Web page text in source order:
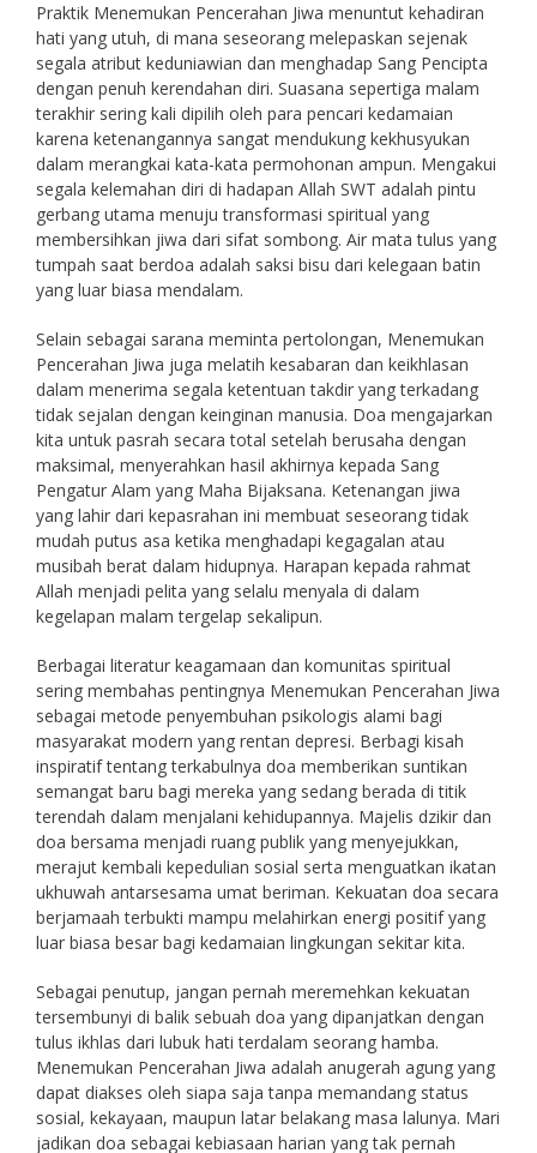
Praktik Menemukan Pencerahan Jiwa menuntut kehadiran
hati yang utuh, di mana seseorang melepaskan sejenak
segala atribut keduniawian dan menghadap Sang Pencipta
dengan penuh kerendahan diri. Suasana sepertiga malam
terakhir sering kali dipilih oleh para pencari kedamaian
karena ketenangannya sangat mendukung kekhusyukan
dalam merangkai kata-kata permohonan ampun. Mengakui
segala kelemahan diri di hadapan Allah SWT adalah pintu
gerbang utama menuju transformasi spiritual yang
membersihkan jiwa dari sifat sombong. Air mata tulus yang
tumpah saat berdoa adalah saksi bisu dari kelegaan batin
yang luar biasa mendalam.
Selain sebagai sarana meminta pertolongan, Menemukan
Pencerahan Jiwa juga melatih kesabaran dan keikhlasan
dalam menerima segala ketentuan takdir yang terkadang
tidak sejalan dengan keinginan manusia. Doa mengajarkan
kita untuk pasrah secara total setelah berusaha dengan
maksimal, menyerahkan hasil akhirnya kepada Sang
Pengatur Alam yang Maha Bijaksana. Ketenangan jiwa
yang lahir dari kepasrahan ini membuat seseorang tidak
mudah putus asa ketika menghadapi kegagalan atau
musibah berat dalam hidupnya. Harapan kepada rahmat
Allah menjadi pelita yang selalu menyala di dalam
kegelapan malam tergelap sekalipun.
Berbagai literatur keagamaan dan komunitas spiritual
sering membahas pentingnya Menemukan Pencerahan Jiwa
sebagai metode penyembuhan psikologis alami bagi
masyarakat modern yang rentan depresi. Berbagi kisah
inspiratif tentang terkabulnya doa memberikan suntikan
semangat baru bagi mereka yang sedang berada di titik
terendah dalam menjalani kehidupannya. Majelis dzikir dan
doa bersama menjadi ruang publik yang menyejukkan,
merajut kembali kepedulian sosial serta menguatkan ikatan
ukhuwah antarsesama umat beriman. Kekuatan doa secara
berjamaah terbukti mampu melahirkan energi positif yang
luar biasa besar bagi kedamaian lingkungan sekitar kita.
Sebagai penutup, jangan pernah meremehkan kekuatan
tersembunyi di balik sebuah doa yang dipanjatkan dengan
tulus ikhlas dari lubuk hati terdalam seorang hamba.
Menemukan Pencerahan Jiwa adalah anugerah agung yang
dapat diakses oleh siapa saja tanpa memandang status
sosial, kekayaan, maupun latar belakang masa lalunya. Mari
jadikan doa sebagai kebiasaan harian yang tak pernah